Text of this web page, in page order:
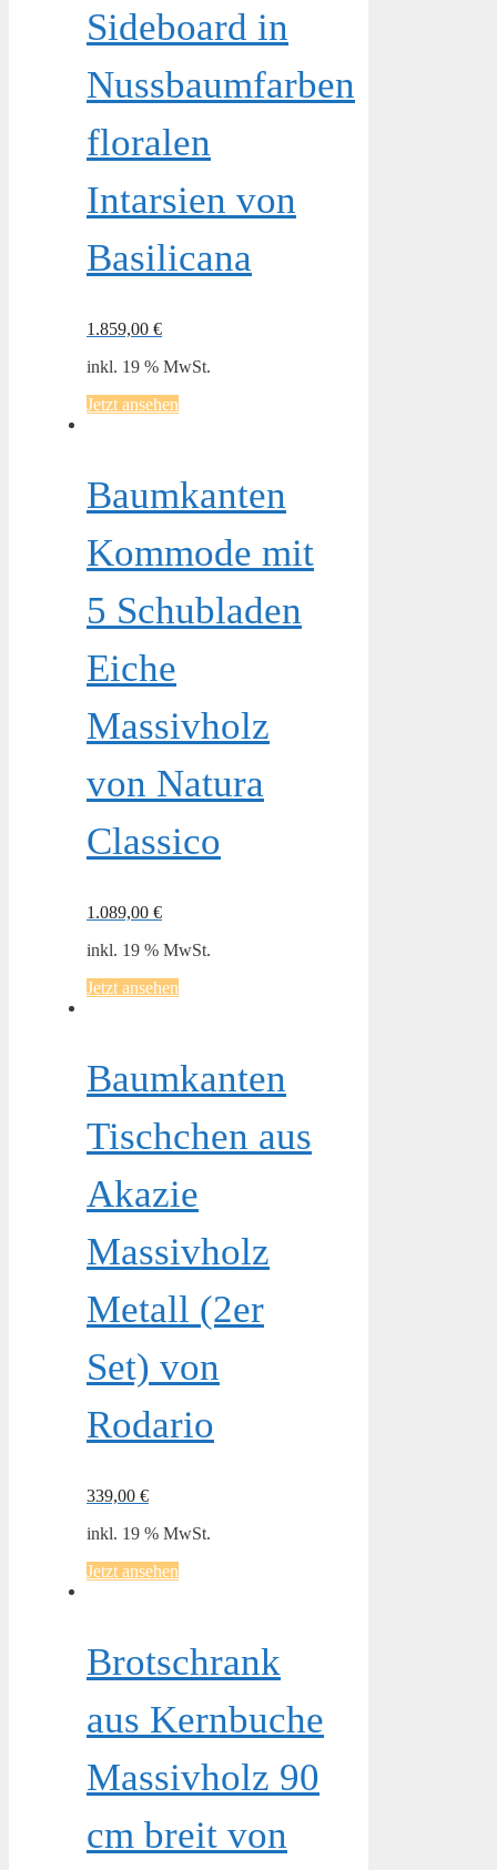
Sideboard in
Nussbaumfarben
floralen
Intarsien von
Basilicana
1.859,00 €
inkl. 19 % MwSt.
Jetzt ansehen
Baumkanten
Kommode mit
5 Schubladen
Eiche
Massivholz
von Natura
Classico
1.089,00 €
inkl. 19 % MwSt.
Jetzt ansehen
Baumkanten
Tischchen aus
Akazie
Massivholz
Metall (2er
Set) von
Rodario
339,00 €
inkl. 19 % MwSt.
Jetzt ansehen
Brotschrank
aus Kernbuche
Massivholz 90
cm breit von